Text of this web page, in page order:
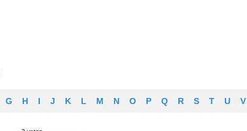
G H I J K L M N O P Q R S T U V